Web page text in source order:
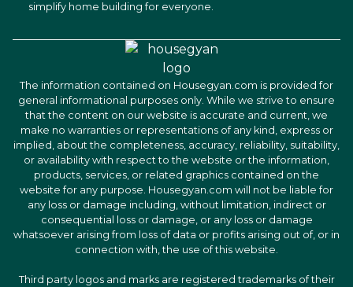
simplify home building for everyone.
The information contained on Housegyan.com is provided for
general informational purposes only. While we strive to ensure
that the content on our website is accurate and current, we
make no warranties or representations of any kind, express or
implied, about the completeness, accuracy, reliability, suitability,
or availability with respect to the website or the information,
products, services, or related graphics contained on the
website for any purpose. Housegyan.com will not be liable for
any loss or damage including, without limitation, indirect or
consequential loss or damage, or any loss or damage
whatsoever arising from loss of data or profits arising out of, or in
connection with, the use of this website.
Third party logos and marks are registered trademarks of their